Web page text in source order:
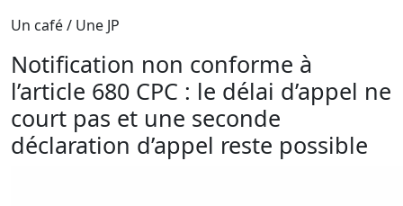
Un café / Une JP
Notification non conforme à
l’article 680 CPC : le délai d’appel ne
court pas et une seconde
déclaration d’appel reste possible